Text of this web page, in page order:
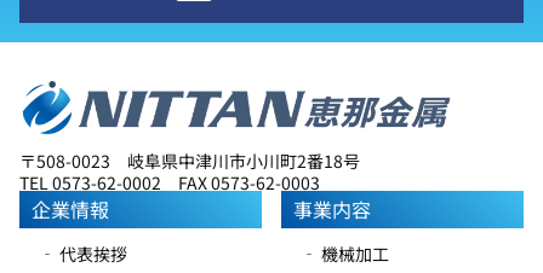
〒508-0023 岐阜県中津川市小川町2番18号
TEL 0573-62-0002 FAX 0573-62-0003
企業情報
‐ 代表挨拶
事業内容
‐ 機械加工